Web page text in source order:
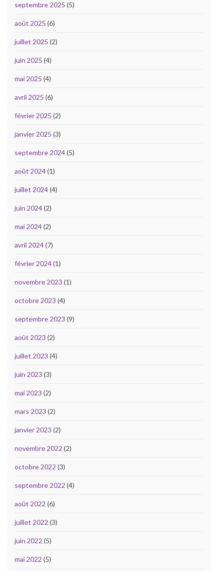
septembre 2025 (5)
août 2025 (6)
juillet 2025 (2)
juin 2025 (4)
mai 2025 (4)
avril 2025 (6)
février 2025 (2)
janvier 2025 (3)
septembre 2024(5)
août 2024(1)
juillet 2024(4)
juin 2024(2)
mai 2024(2)
avril 2024(7)
février 2024(1)
novembre 2023 (1)
octobre 2023 (4)
septembre 2023 (9)
août 2023 (2)
juillet 2023 (4)
juin 2023 (3)
mai 2023 (2)
mars 2023 (2)
janvier 2023 (2)
novembre 2022 (2)
octobre 2022 (3)
septembre 2022 (4)
août 2022 (6)
juillet 2022 (3)
juin 2022 (5)
mai 2022 (5)